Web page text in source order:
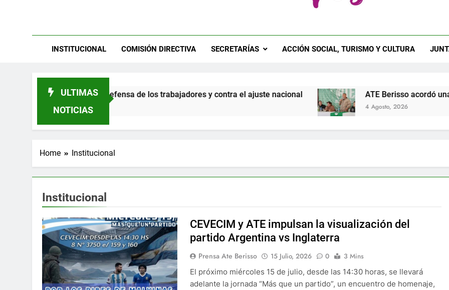
INSTITUCIONAL COMISIÓN DIRECTIVA SECRETARÍAS ACCIÓN SOCIAL, TURISMO Y CULTURA
ULTIMAS
NOTICIAS
en defensa de los trabajadores y contra el ajuste nacional ATE Berisso acordó una nueva
4 Agosto, 2026
Home Institucional
Institucional
CEVECIM y ATE impulsan la visualización del
partido Argentina vs Inglaterra
Prensa Ate Berisso 15 Julio, 2026 0
3 Mins
El próximo miércoles 15 de julio, desde las 14:30 horas, se llevará
adelante la jornada “Más que un partido”, un encuentro de homenaje,